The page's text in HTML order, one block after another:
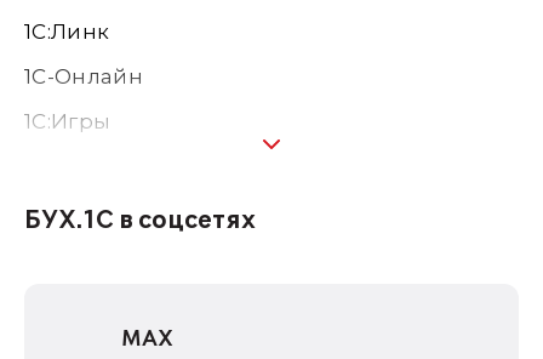
1С:Линк
1С-Онлайн
1C:Игры
1С:Консалтинг
1С:Дистрибьюция
БУХ.1С в соцсетях
MAX